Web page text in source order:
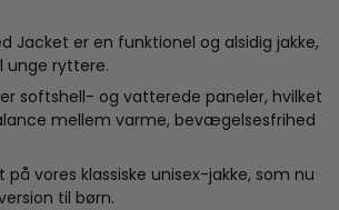
Jacket er en funktionel og alsidig jakke,
unge ryttere.
softshell- og vatterede paneler, hvilket
mellem varme, bevægelsesfrihed
vores klassiske unisex-jakke, som nu
til børn.